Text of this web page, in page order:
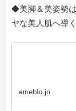
◆美脚＆美姿勢
ヤな美人肌へ導
ameblo.jp